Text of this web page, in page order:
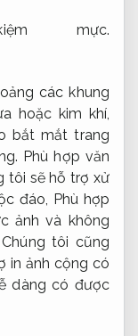
mực.
các khung
hoặc kim khí,
bắt mắt trang
Phù hợp văn
tôi sẽ hỗ trợ xử
đáo, Phù hợp
ảnh và không
Chúng tôi cũng
in ảnh cộng có
dàng có được